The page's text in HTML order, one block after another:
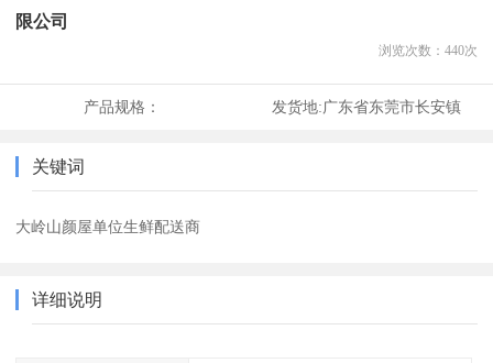
限公司
浏览次数： 440次
产品规格： 发货地:广东省东莞市长安镇
关键词
大岭山颜屋单位生鲜配送商
详细说明